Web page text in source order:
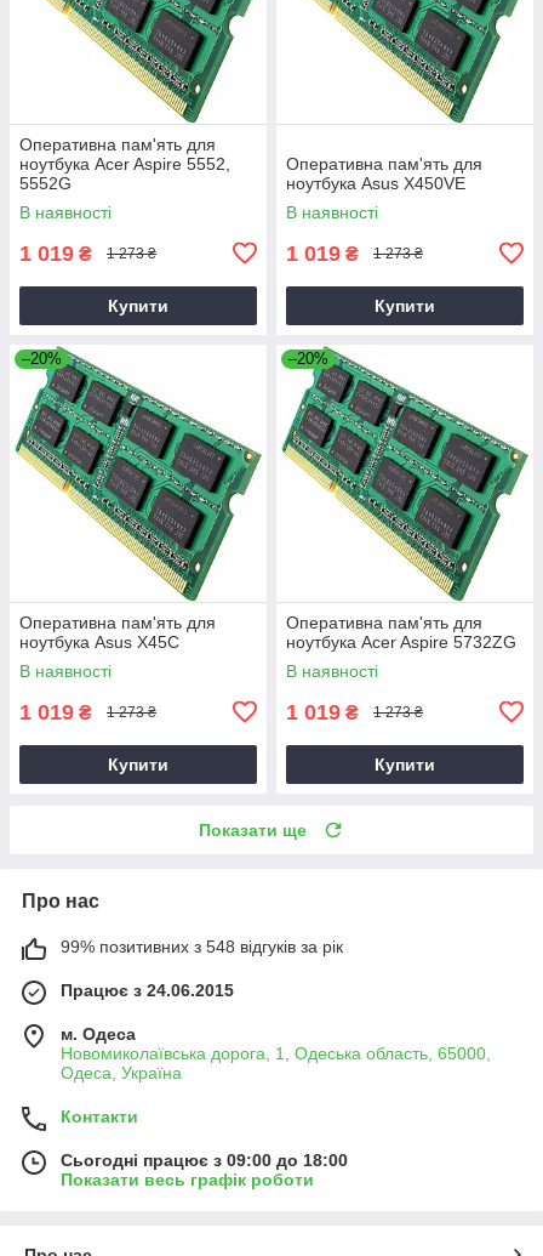
Оперативна пам'ять для
ноутбука Acer Aspire 5552,
5552G
В наявності
1 019 ₴ 1 273 ₴
Купити
Оперативна пам'ять для
ноутбука Asus X450VE
В наявності
1 019 ₴ 1 273 ₴
Купити
–20%
Оперативна пам'ять для
ноутбука Asus X45C
В наявності
1 019 ₴ 1 273 ₴
Купити
–20%
Оперативна пам'ять для
ноутбука Acer Aspire 5732ZG
В наявності
1 019 ₴ 1 273 ₴
Купити
Показати ще
Про нас
99% позитивних з 548 відгуків за рік
Працює з 24.06.2015
м. Одеса
Новомиколаївська дорога, 1, Одеська область, 65000,
Одеса, Україна
Контакти
Сьогодні працює з 09:00 до 18:00
Показати весь графік роботи